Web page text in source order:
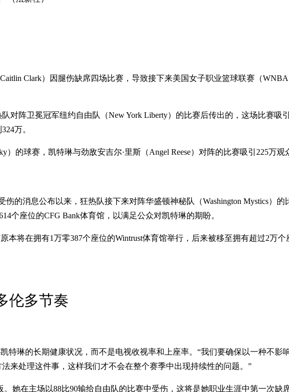
Clark）因腿伤缺席四场比赛，导致接下来美国女子职业篮球联赛（
对阵卫冕冠军纽约自由队（New York Liberty）的比赛后传出的，这场比赛吸
万。
的球赛，凯特琳与劲敌安吉尔·里斯（Angel Reese）对阵的比赛吸引225万
的消息公布以来，狂热队接下来对阵华盛顿神秘队（Washington Mystics）
个座位的CFG Bank体育馆，以满足公众对凯特琳的期盼。
将在拥有1万零387个座位的Wintrust体育馆举行，后来被移至拥有超过2万个
伦多节奏
特琳的长期健康状况，而不是电视收视率和上座率。“我们要确保以一种不
来处理这件事，这样我们才不会在整个赛季中出现持续性的问题。”
她在主场以88比90输给自由队的比赛中受伤，这将是她职业生涯中第一次